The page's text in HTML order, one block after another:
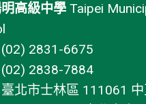
高級中學 Taipei
2831-6675
2838-7884
北市士林區 111061